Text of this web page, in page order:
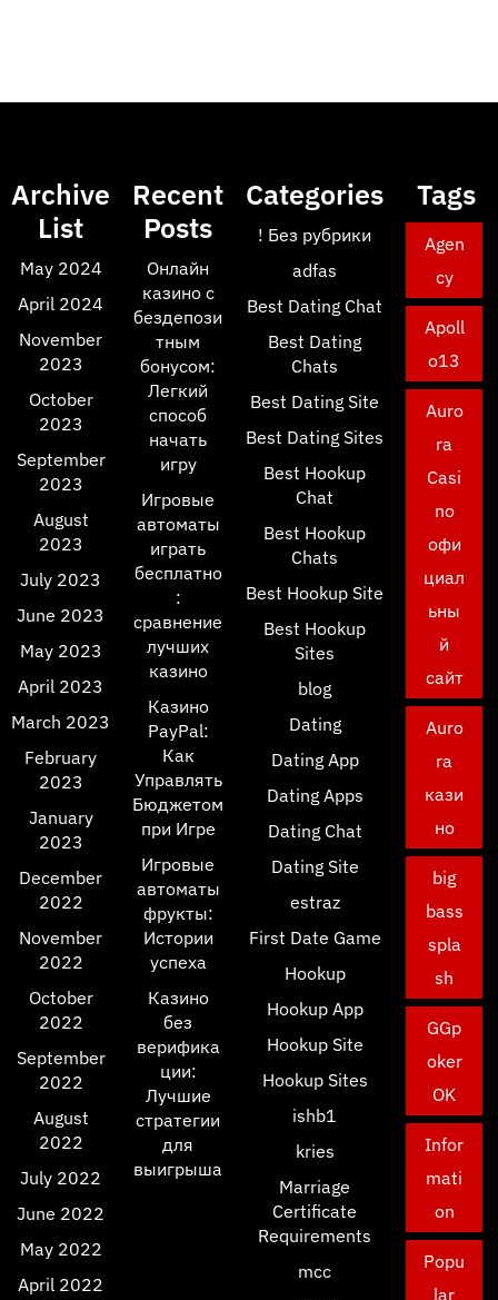
Archive
List
May 2024
April 2024
November
2023
October
2023
September
2023
August
2023
July 2023
June 2023
May 2023
April 2023
March 2023
February
2023
January
2023
December
2022
November
2022
October
2022
September
2022
August
2022
July 2022
June 2022
May 2022
April 2022
Recent
Posts
Онлайн
казино с
бездепози
тным
бонусом:
Легкий
способ
начать
игру
Игровые
автоматы
играть
бесплатно
:
сравнение
лучших
казино
Казино
PayPal:
Как
Управлять
Бюджетом
при Игре
Игровые
автоматы
фрукты:
Истории
успеха
Казино
без
верифика
ции:
Лучшие
стратегии
для
выигрыша
Categories
! Без рубрики
adfas
Best Dating Chat
Best Dating
Chats
Best Dating Site
Best Dating Sites
Best Hookup
Chat
Best Hookup
Chats
Best Hookup Site
Best Hookup
Sites
blog
Dating
Dating App
Dating Apps
Dating Chat
Dating Site
estraz
First Date Game
Hookup
Hookup App
Hookup Site
Hookup Sites
ishb1
kries
Marriage
Certificate
Requirements
mcc
Tags
Agen
cy
Apoll
o13
Auro
ra
Casi
no
офи
циал
ьны
й
сайт
Auro
ra
кази
но
big
bass
spla
sh
GGp
oker
OK
Infor
mati
on
Popu
lar